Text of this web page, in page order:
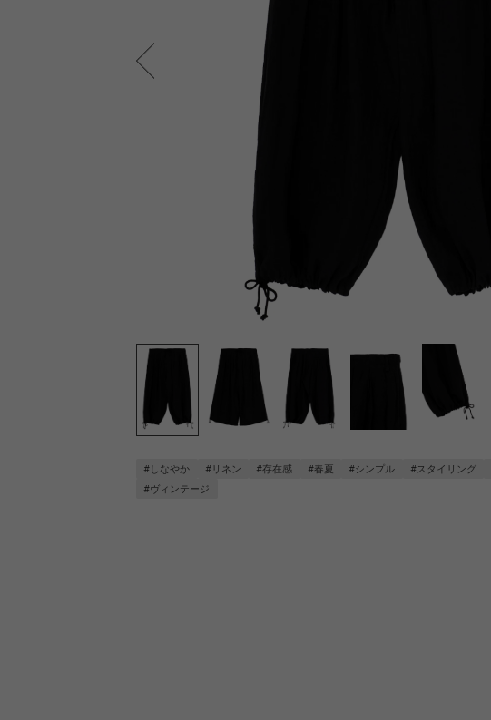
#しなやか #リネン #存在感 #春夏 #シンプル #スタイリング
#ヴィンテージ